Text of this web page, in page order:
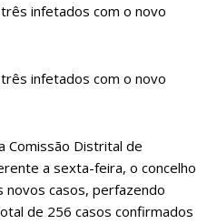
infetados com o novo
infetados com o novo
Comissão Distrital de
a sexta-feira, o concelho
novos casos, perfazendo
de 256 casos confirmados